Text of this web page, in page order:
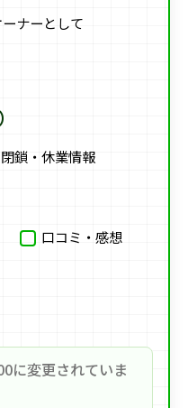
ナーとして
閉鎖・休業情報
口コミ・感想